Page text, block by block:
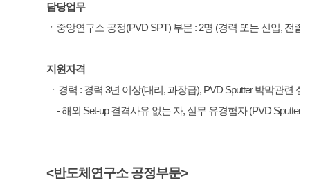
스
담당업무
ㆍ중앙연구소 공정(PVD SPT) 부문 : 2명 (경력 또는 신입, 전
지원자격
ㆍ경력 : 경력 3년 이상(대리, 과장급), PVD Sputter 박막관련 실
- 해외 Set-up 결격사유 없는 자, 실무 유경험자 (PVD Sputter
<반도체연구소 공정부문>